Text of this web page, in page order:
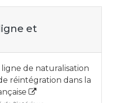
et
de naturalisation
réintégration dans la